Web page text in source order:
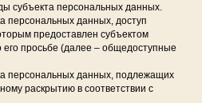
субъекта персональных данных.
персональных данных, доступ
предоставлен субъектом
просьбе (далее – общедоступные
персональных данных, подлежащих
раскрытию в соответствии с
Сертификаты
Контакты
О бренде